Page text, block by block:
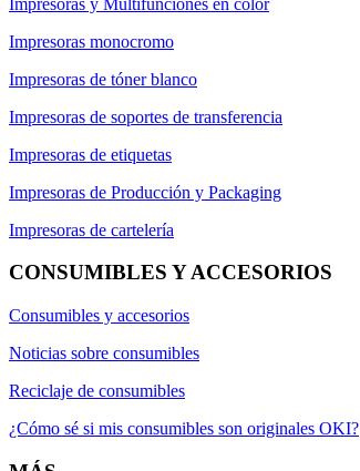
Impresoras monocromo
Impresoras de tóner blanco
Impresoras de soportes de transferencia
Impresoras de etiquetas
Impresoras de Producción y Packaging
Impresoras de cartelería
CONSUMIBLES Y ACCESORIOS
Consumibles y accesorios
Noticias sobre consumibles
Reciclaje de consumibles
¿Cómo sé si mis consumibles son originales OKI?